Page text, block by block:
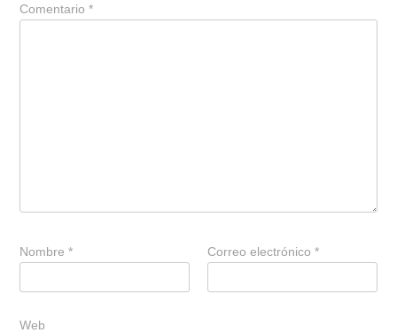
Comentario*
Nombre* Correo electrónico*
Web